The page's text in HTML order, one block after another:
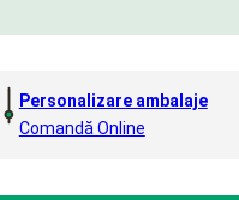
Personalizare ambalaje
Comandă Online